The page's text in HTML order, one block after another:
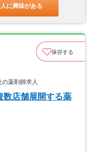
に興味がある
保存する
薬剤師求人
数店舗展開する薬